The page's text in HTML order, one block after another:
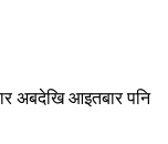
अबदेखि आइतबार पनि